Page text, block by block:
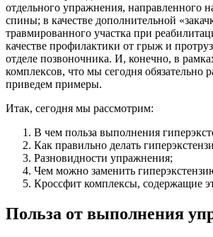
отдельного упражнения, направленного
спины; в качестве дополнительной
травмированного участка при
качестве профилактики от грыж и
отделе позвоночника. И, конечно, в
комплексов, что мы сегодня обязательно
приведем примеры.
Итак, сегодня мы рассмотрим:
В чем польза выполнения
Как правильно делать
Разновидности упражнения;
Чем можно заменить
Кроссфит комплексы, содержащие
Польза от выполнения